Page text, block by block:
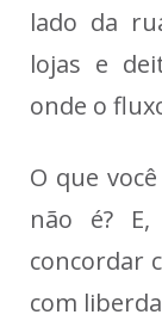
lado da
lojas e
onde o
O que
não é?
concordar
com